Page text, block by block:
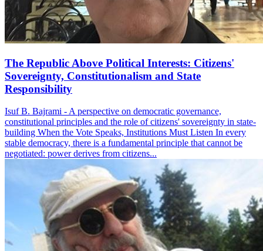
The Republic Above Political Interests: Citizens'
Sovereignty, Constitutionalism and State
Responsibility
Isuf B. Bajrami - A perspective on democratic governance,
constitutional principles and the role of citizens' sovereignty in state-
building When the Vote Speaks, Institutions Must Listen In every
stable democracy, there is a fundamental principle that cannot be
negotiated: power derives from citizens...